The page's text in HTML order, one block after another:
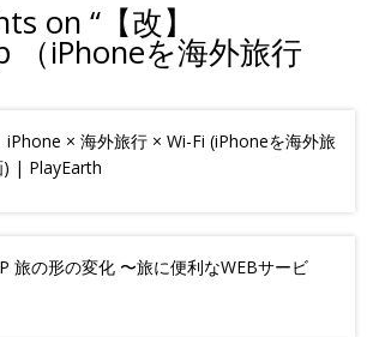
on “ 【改】
（iPhoneを海外旅行
iPhone × 海外旅行 × Wi-Fi (iPhoneを海外旅
) | PlayEarth
旅の形の変化 〜旅に便利なWEBサービ